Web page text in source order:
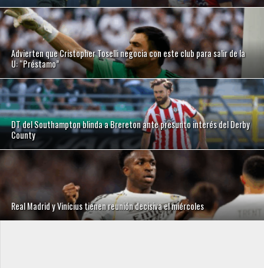
Advierten que Cristopher Toselli negocia con este club para salir de la
U: “Préstamo”
DT del Southampton blinda a Brereton ante presunto interés del Derby
County
Real Madrid y Vinícius tienen reunión decisiva el miércoles